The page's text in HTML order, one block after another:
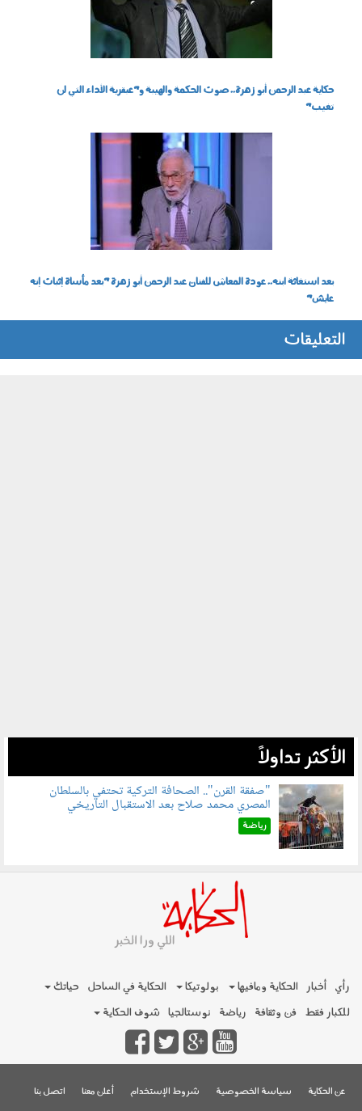
حكاية عبد الرحمن أبو زهرة.. صوت الحكمة والهيبة و"عبقرية الأداء التي لن
تغيب"
بعد استغاثة ابنه.. عودة المعاش للفنان عبد الرحمن أبو زهرة "بعد مأساة إثبات إنه
عايش"
التعليقات
الأكثر تداولاً
070801.jpg
"صفقة القرن".. الصحافة التركية تحتفي بالسلطان
المصري محمد صلاح بعد الاستقبال التاريخي
رياضة
رأي أخبار الحكاية ومافيها بولوتيكا الحكاية في الساحل
حياتك
للكبار فقط فن وثقافة رياضة نوستالجيا شوف الحكاية
عن الحكاية سياسة الخصوصية شروط الإستخدام أعلن معنا اتصل بنا